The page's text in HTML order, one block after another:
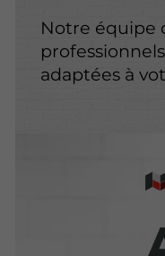
Notre équipe
adaptées à